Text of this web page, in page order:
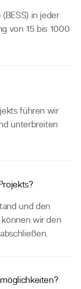
in jeder
von 15 bis 1000
führen wir
unterbreiten
und den
wir den